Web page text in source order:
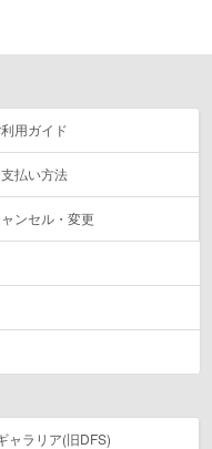
利用ガイド
払い方法
ンセル・変更
ャラリア(旧DFS)